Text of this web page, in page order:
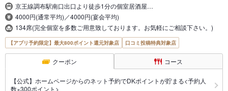
京王線調布駅南口出口より徒歩1分の個室居酒屋…
4000円(通常平均)／4000円(宴会平均)
134席(完全個室を多数ご用意致しております。お気軽にご相談下さい。)
【アプリ予約限定】最大800ポイント還元対象店 口コミ投稿特典対象店
クーポン コース
【公式】ホームページからのネット予約でDKポイントが貯まる<予約人
数×300ポイント>